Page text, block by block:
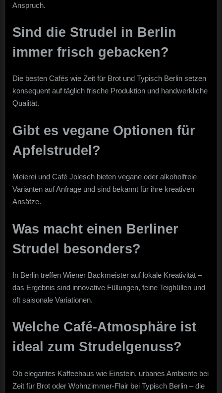
Anspruch.
Sind die Strudel in Berlin
immer frisch gebacken?
Die besten Cafés wie Zeit für Brot und Typisch Berlin setzen
konsequent auf täglich frische Produktion und handwerkliche
Qualität.
Gibt es vegane Optionen für
Apfelstrudel?
Meierei und Café Jolesch bieten vegane oder alkoholfreie
Varianten auf Anfrage und sind bekannt für ihre kreativen
Ansätze.
Was macht einen Berliner
Strudel besonders?
In Berlin treffen Wiener Backmeister auf lokale Kreativität –
das Ergebnis sind innovative Füllungen, feine Teighüllen und
oft saisonale Variationen.
Welche Café-Atmosphäre ist
ideal zum Strudelgenuss?
Ob elegantes Kaffeehaus wie Einstein, urbanes Ambiente bei
Zeit für Brot oder Wohnzimmer-Flair bei Typisch Berlin – die